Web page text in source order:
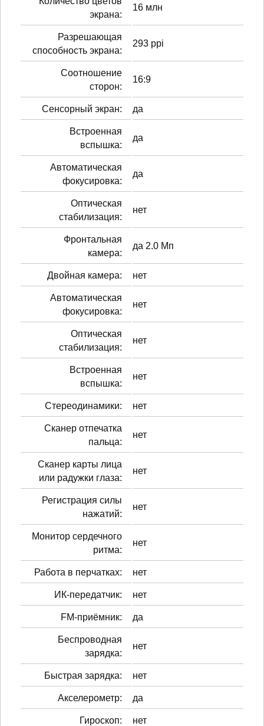
экрана:
16 млн
Разрешающая
способность экрана:
293 ppi
Соотношение
сторон:
16:9
Сенсорный экран: да
Встроенная
вспышка:
да
Автоматическая
фокусировка:
да
Оптическая
стабилизация:
нет
Фронтальная
камера:
да 2.0 Мп
Двойная камера: нет
Автоматическая
фокусировка:
нет
Оптическая
стабилизация:
нет
Встроенная
вспышка:
нет
Стереодинамики: нет
Сканер отпечатка
пальца:
нет
Сканер карты лица
или радужки глаза:
нет
Регистрация силы
нажатий:
нет
Монитор сердечного
ритма:
нет
Работа в перчатках: нет
ИК-передатчик: нет
FM-приёмник: да
Беспроводная
зарядка:
нет
Быстрая зарядка: нет
Акселерометр: да
Гироскоп: нет